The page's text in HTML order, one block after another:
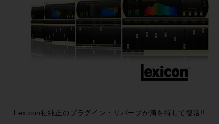
Lexicon社純正のプラグイン・リバーブが満を持して復活!!